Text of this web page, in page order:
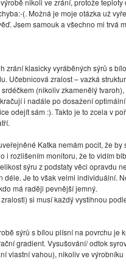
nikoli ve zrání, protože
(. Možná je moje otázka už
Jsem samouk a všechno mi trvá
zrání klasicky vyráběných sýrů s
Učebnicová zralost – vazká
(nikoliv zkamenělý
i nadále po dosažení
odejít sám :). Takto je to zcela v
Katka nemám pocit, že
i rozlišením monitoru, že to vidím
sýru z podstaty věci opravdu
déle. Je to však velmi individuální.
má raději pevnější jemný.
si musí každý vystihnou
sýrů s bílou plísní na povrchu je
gradient. Vysušování/ odtok
vlastní vahou), nikoliv ve výrobníku